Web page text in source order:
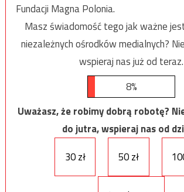
Fundacji Magna Polonia.
Masz świadomość tego jak ważne
niezależnych ośrodków medialnych?
wspieraj nas już od teraz.
8%
Uważasz, że robimy dobrą robotę?
do jutra, wspieraj nas od
30 zł
50 zł